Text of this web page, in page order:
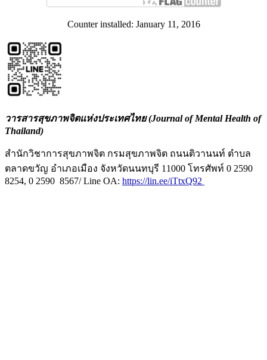
Counter installed: January 11, 2016
วารสารสุขภาพจิตแห่งประเทศไทย (Journal of Mental Health of
Thailand)
สำนักวิชาการสุขภาพจิต กรมสุขภาพจิต ถนนติวานนท์ ตำบล
ตลาดขวัญ อำเภอเมือง จังหวัดนนทบุรี 11000 โทรศัพท์ 0 2590
8254, 0 2590 8567/ Line OA: https://lin.ee/iTtxQ92